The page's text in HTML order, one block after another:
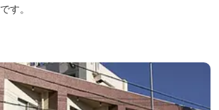
す。